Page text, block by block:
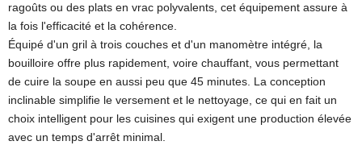
ragoûts ou des plats en vrac polyvalents, cet équipement assure à
la fois l'efficacité et la cohérence.
Équipé d'un gril à trois couches et d'un manomètre intégré, la
bouilloire offre plus rapidement, voire chauffant, vous permettant
de cuire la soupe en aussi peu que 45 minutes. La conception
inclinable simplifie le versement et le nettoyage, ce qui en fait un
choix intelligent pour les cuisines qui exigent une production élevée
avec un temps d'arrêt minimal.